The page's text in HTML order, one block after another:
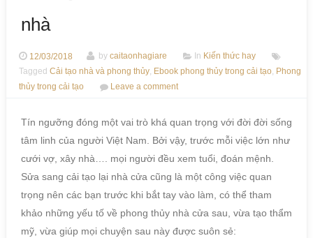
nhà
12/03/2018 by caitaonhagiare In Kiến thức hay
Tagged Cải tạo nhà và phong thủy, Ebook phong thủy trong cải tạo, Phong
thủy trong cải tạo
Leave a comment
Tín ngưỡng đóng một vai trò khá quan trọng với đời đời sống
tâm linh của người Việt Nam. Bởi vậy, trước mỗi việc lớn như
cưới vợ, xây nhà…. mọi người đều xem tuổi, đoán mệnh.
Sửa sang cải tạo lại nhà cửa cũng là một công việc quan
trọng nên các bạn trước khi bắt tay vào làm, có thể tham
khảo những yếu tố về phong thủy nhà cửa sau, vừa tạo thẩm
mỹ, vừa giúp mọi chuyện sau này được suôn sẻ: